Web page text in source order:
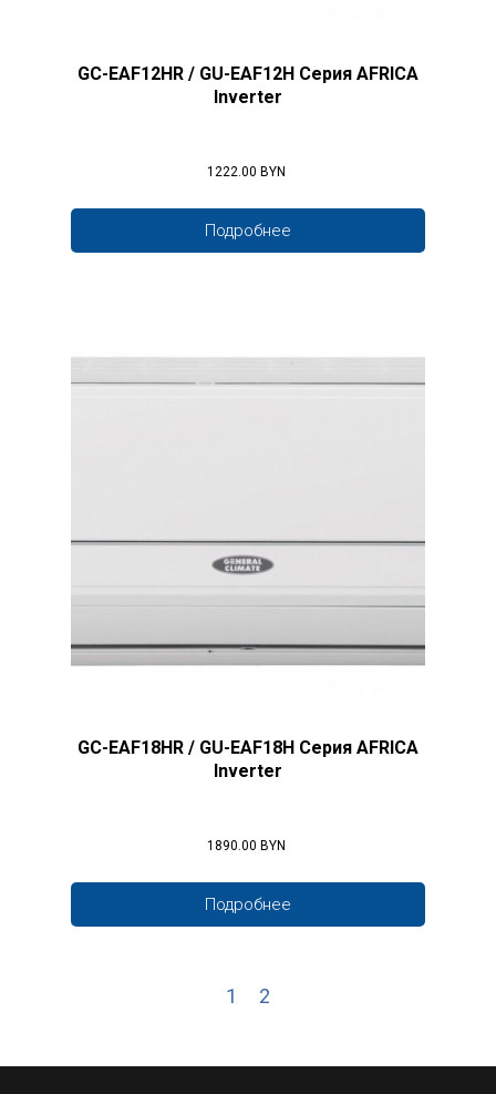
GC-EAF12HR / GU-EAF12H Серия AFRICA
Inverter
1222.00 BYN
Подробнее
GC-EAF18HR / GU-EAF18H Серия AFRICA
Inverter
1890.00 BYN
Подробнее
1 2